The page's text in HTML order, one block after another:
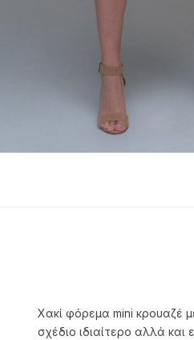
Χακί φόρεμα mini κρουαζέ
σχέδιο ιδιαίτερο αλλά